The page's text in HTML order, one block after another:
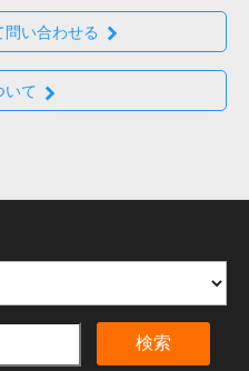
問い合わせる
いて
検索